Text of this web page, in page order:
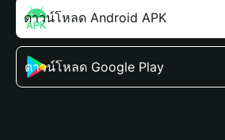
ดาวน์โหลด Android APK
ดาวน์โหลด Google Play